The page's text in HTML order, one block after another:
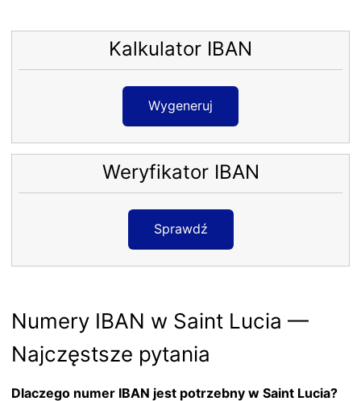
Kalkulator IBAN
Wygeneruj
Weryfikator IBAN
Sprawdź
Numery IBAN w Saint Lucia —
Najczęstsze pytania
Dlaczego numer IBAN jest potrzebny w Saint Lucia?